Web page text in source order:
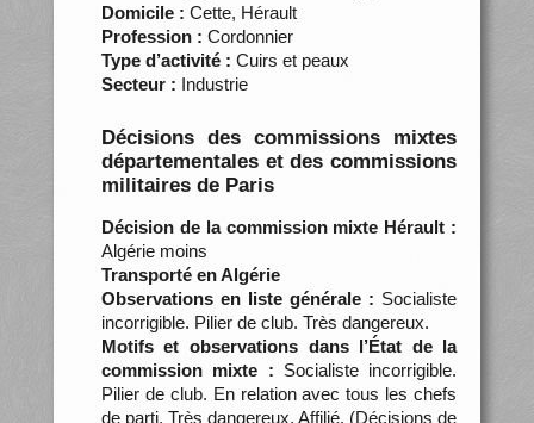
Domicile : Cette, Hérault
Profession : Cordonnier
Type d’activité : Cuirs et peaux
Secteur : Industrie
Décisions des commissions mixtes
départementales et des commissions
militaires de Paris
Décision de la commission mixte Hérault :
Algérie moins
Transporté en Algérie
Observations en liste générale : Socialiste
incorrigible. Pilier de club. Très dangereux.
Motifs et observations dans l’État de la
commission mixte : Socialiste incorrigible.
Pilier de club. En relation avec tous les chefs
de parti. Très dangereux. Affilié. (Décisions de